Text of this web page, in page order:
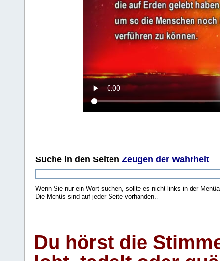
Suche in den Seiten Zeugen der Wahrheit
Wenn Sie nur ein Wort suchen, sollte es nicht links in der
Die Menüs sind auf jeder Seite vorhanden..
Du hörst die